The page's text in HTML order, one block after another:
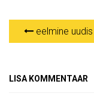
eelmine uudis
LISA KOMMENTAAR